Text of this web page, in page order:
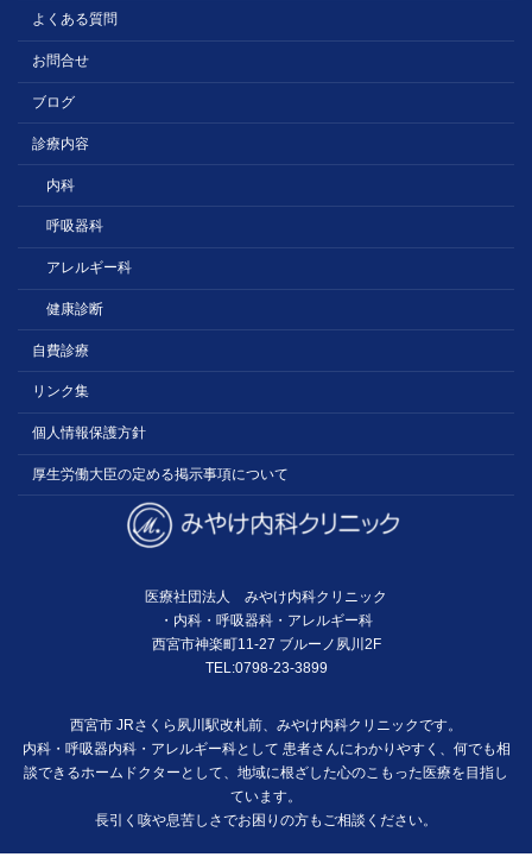
よくある質問
お問合せ
ブログ
診療内容
内科
呼吸器科
アレルギー科
健康診断
自費診療
リンク集
個人情報保護方針
厚生労働大臣の定める掲示事項について
医療社団法人 みやけ内科クリニック
・内科・呼吸器科・アレルギー科
西宮市神楽町11-27 ブルーノ夙川2F
TEL:0798-23-3899
西宮市 JRさくら夙川駅改札前、みやけ内科クリニックです。
内科・呼吸器内科・アレルギー科として 患者さんにわかりやすく、何でも相
談できるホームドクターとして、地域に根ざした心のこもった医療を目指し
ています。
長引く咳や息苦しさでお困りの方もご相談ください。